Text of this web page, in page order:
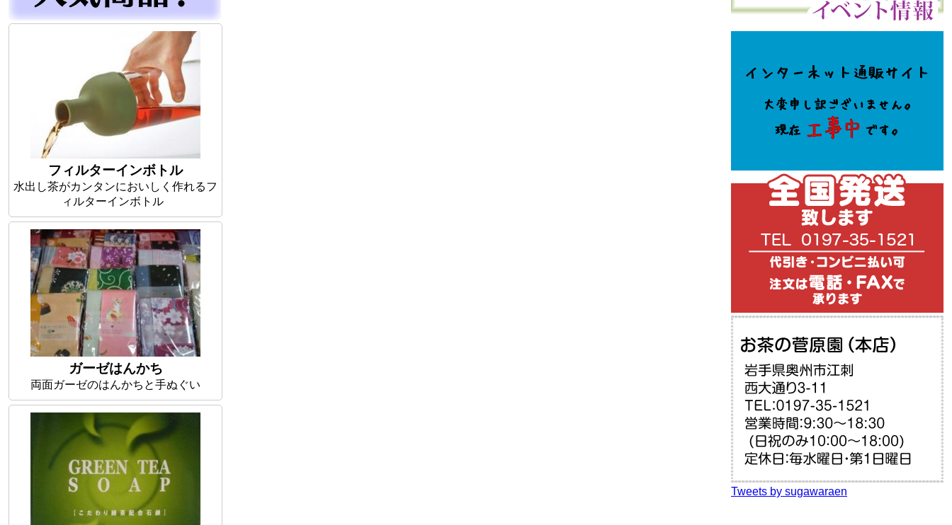
フィルターインボトル
水出し茶がカンタンにおいしく作れるフ
ィルターインボトル
ガーゼはんかち
両面ガーゼのはんかちと手ぬぐい
Tweets by sugawaraen